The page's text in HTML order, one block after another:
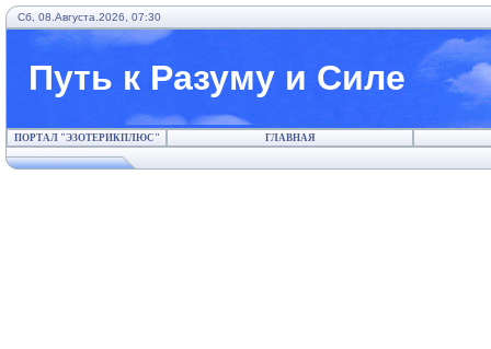
Сб, 08.Августа.2026, 07:30
Путь к Разуму и Силе
ПОРТАЛ "ЭЗОТЕРИКПЛЮС" ГЛАВНАЯ